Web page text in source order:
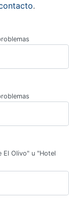
.
El Olivo" u "Hotel